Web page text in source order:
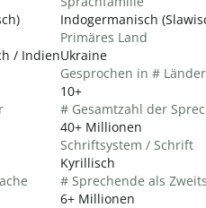
/ Indien
Indogermanisch
Primäres Land
Ukraine
Gesprochen in #
10+
# Gesamtzahl der
40+ Millionen
Schriftsystem / Schrift
Kyrillisch
# Sprechende als
6+ Millionen